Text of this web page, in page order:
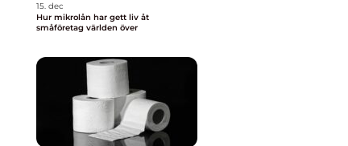
15. dec
Hur mikrolån har gett liv åt
småföretag världen över